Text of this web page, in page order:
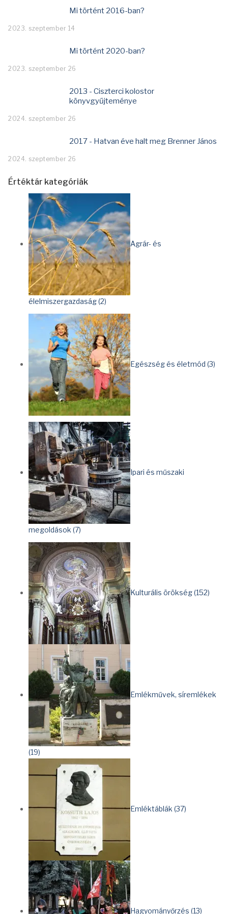
Mi történt 2016-ban?
2023. szeptember 14
Mi történt 2020-ban?
2023. szeptember 26
2013 - Ciszterci kolostor
könyvgyűjteménye
2024. szeptember 26
2017 - Hatvan éve halt meg Brenner János
2024. szeptember 26
Értéktár kategóriák
Agrár- és
élelmiszergazdaság (2)
Egészség és életmód (3)
Ipari és műszaki
megoldások (7)
Kulturális örökség (152)
Emlékművek, síremlékek
(19)
Emléktáblák (37)
Hagyományőrzés (13)